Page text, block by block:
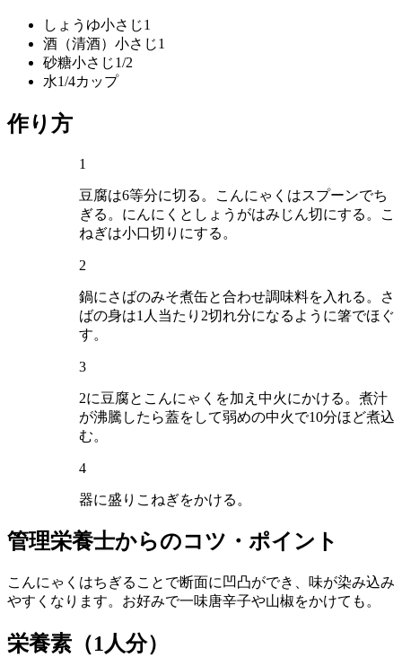
しょうゆ小さじ1
酒（清酒） 小さじ1
砂糖小さじ1/2
水1/4カップ
作り方
1
豆腐は6等分に切る。こんにゃくはスプーンでち
ぎる。にんにくとしょうがはみじん切にする。こ
ねぎは小口切りにする。
2
鍋にさばのみそ煮缶と合わせ調味料を入れる。さ
ばの身は1人当たり2切れ分になるように箸でほぐ
す。
3
2に豆腐とこんにゃくを加え中火にかける。煮汁
が沸騰したら蓋をして弱めの中火で10分ほど煮込
む。
4
器に盛りこねぎをかける。
管理栄養士からのコツ・ポイント
こんにゃくはちぎることで断面に凹凸ができ、味が染み込み
やすくなります。お好みで一味唐辛子や山椒をかけても。
栄養素 （1人分）